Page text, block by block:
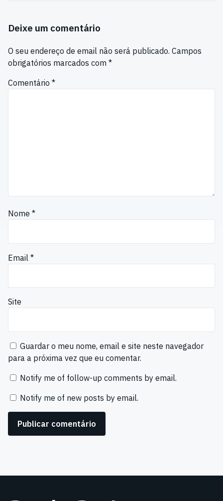
Deixe um comentário
O seu endereço de email não será publicado. Campos
obrigatórios marcados com *
Comentário *
Nome *
Email *
Site
Guardar o meu nome, email e site neste navegador
para a próxima vez que eu comentar.
Notify me of follow-up comments by email.
Notify me of new posts by email.